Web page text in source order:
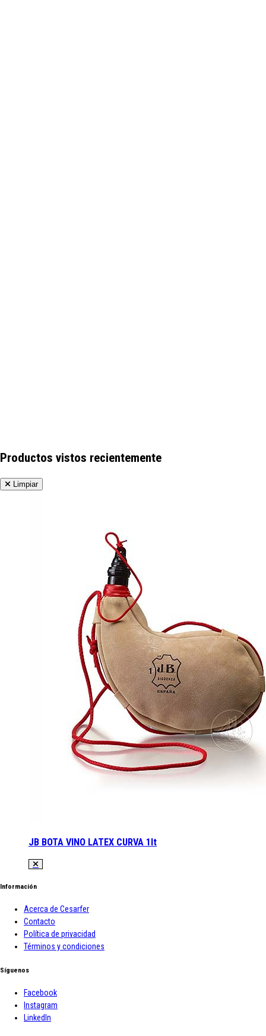
Productos vistos recientemente
Limpiar
JB BOTA VINO LATEX CURVA 1lt
Información
Acerca de Cesarfer
Contacto
Política de privacidad
Términos y condiciones
Síguenos
Facebook
Instagram
LinkedIn